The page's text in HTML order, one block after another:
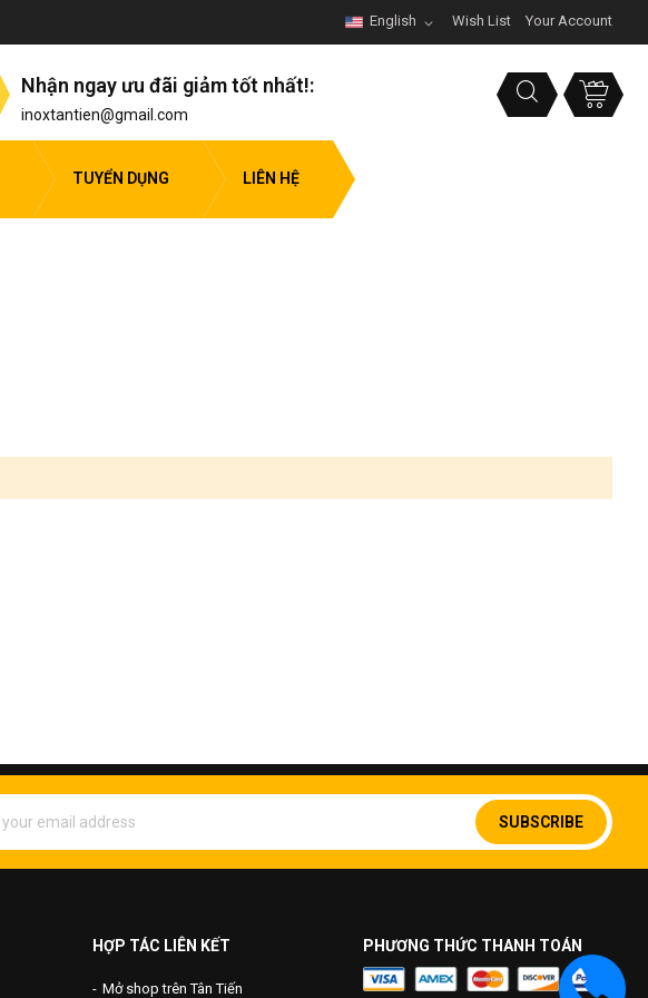
Wish List Your Account
English
Nhận ngay ưu đãi giảm tốt nhất!:
inoxtantien@gmail.com
TUYỂN DỤNG LIÊN HỆ
SUBSCRIBE
HỢP TÁC LIÊN KẾT
Mở shop trên Tân Tiến
PHƯƠNG THỨC THANH TOÁN